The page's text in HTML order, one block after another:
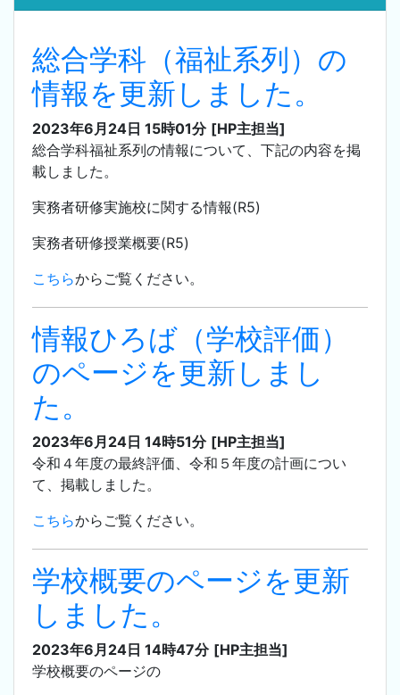
総合学科（福祉系列）の
情報を更新しました。
2023年6月24日 15時01分 [HP主担当]
総合学科福祉系列の情報について、下記の内容を掲
載しました。
実務者研修実施校に関する情報(R5)
実務者研修授業概要(R5)
こちらからご覧ください。
情報ひろば（学校評価）
のページを更新しまし
た。
2023年6月24日 14時51分 [HP主担当]
令和４年度の最終評価、令和５年度の計画につい
て、掲載しました。
こちらからご覧ください。
学校概要のページを更新
しました。
2023年6月24日 14時47分 [HP主担当]
学校概要のページの